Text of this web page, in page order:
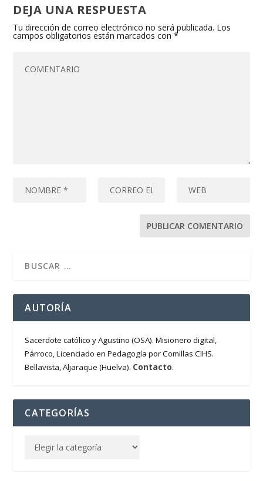
DEJA UNA RESPUESTA
Tu dirección de correo electrónico no será publicada. Los
campos obligatorios están marcados con*
AUTORÍA
Sacerdote católico y Agustino (OSA). Misionero digital,
Párroco, Licenciado en Pedagogía por Comillas CIHS.
Bellavista, Aljaraque (Huelva). Contacto.
CATEGORÍAS